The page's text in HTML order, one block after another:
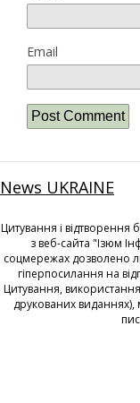
Email
News UKRAINE
Цитування і відтворення
з веб-сайта "Ізюм
соцмережах дозволено
гіперпосилання на
Цитування,
друкованих виданнях),